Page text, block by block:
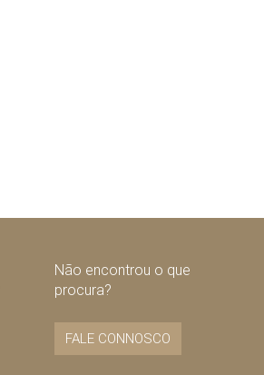
Não encontrou o que
procura?
FALE CONNOSCO